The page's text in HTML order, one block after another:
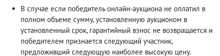
В случае если победитель онлайн-аукциона не оплатил в
полном объеме сумму, установленную аукционом в
установленный срок, гарантийный взнос не возвращается и
победителем признается следующий участник,
предложивший следующую наиболее высокую цену.